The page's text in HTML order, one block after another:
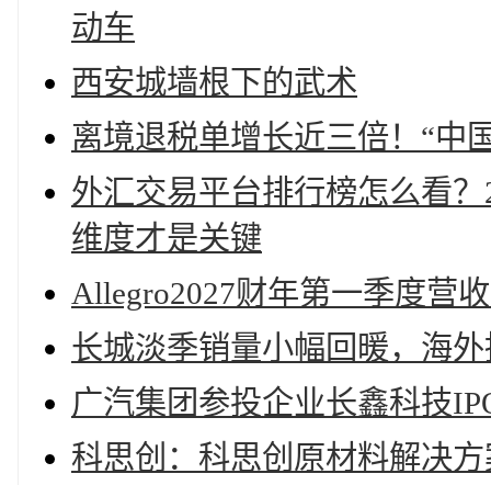
动车
西安城墙根下的武术
离境退税单增长近三倍！“中
外汇交易平台排行榜怎么看
维度才是关键
Allegro2027财年第一季度营
长城淡季销量小幅回暖，海
广汽集团参投企业长鑫科技
科思创：科思创原材料解决